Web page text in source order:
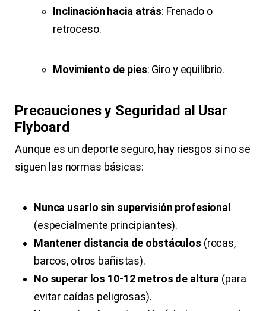
Inclinación hacia atrás: Frenado o
retroceso.
Movimiento de pies: Giro y equilibrio.
Precauciones y Seguridad al Usar
Flyboard
Aunque es un deporte seguro, hay riesgos si no se
siguen las normas básicas:
Nunca usarlo sin supervisión profesional
(especialmente principiantes).
Mantener distancia de obstáculos (rocas,
barcos, otros bañistas).
No superar los 10-12 metros de altura (para
evitar caídas peligrosas).